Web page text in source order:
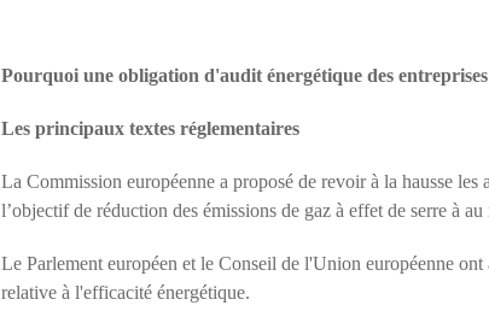
Pourquoi une obligation d'audit énergétique des
Les principaux textes réglementaires
La Commission européenne a proposé de revoir à la hausse
l’objectif de réduction des émissions de gaz à effet de serre à
Le Parlement européen et le Conseil de l'Union européenne
relative à l'efficacité énergétique.